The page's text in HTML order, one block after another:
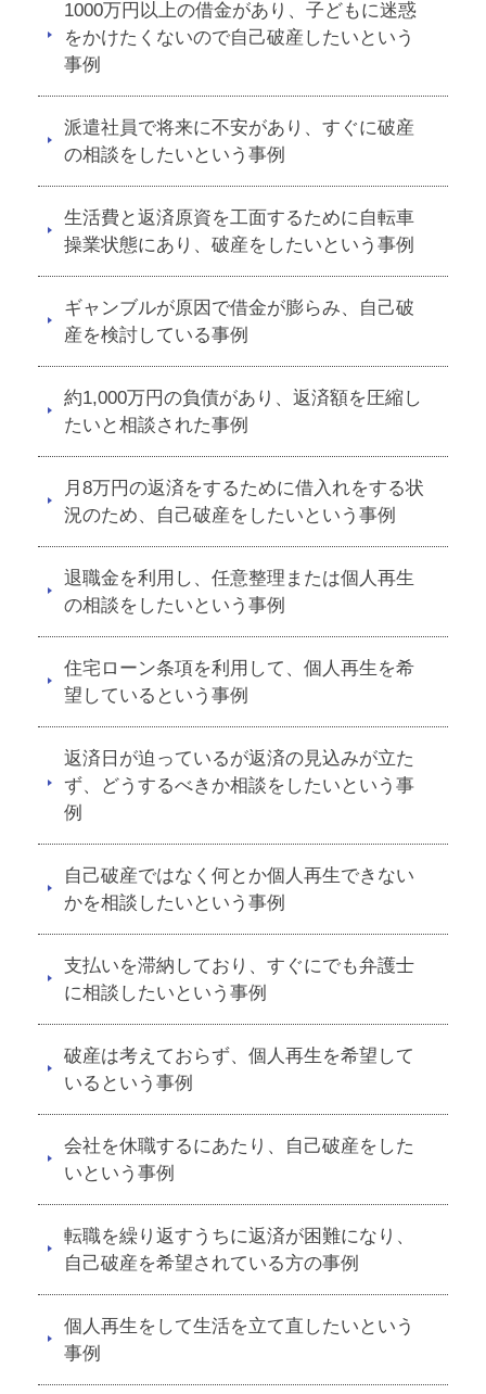
1000万円以上の借金があり、子どもに迷惑
をかけたくないので自己破産したいという
事例
派遣社員で将来に不安があり、すぐに破産
の相談をしたいという事例
生活費と返済原資を工面するために自転車
操業状態にあり、破産をしたいという事例
ギャンブルが原因で借金が膨らみ、自己破
産を検討している事例
約1,000万円の負債があり、返済額を圧縮し
たいと相談された事例
月8万円の返済をするために借入れをする状
況のため、自己破産をしたいという事例
退職金を利用し、任意整理または個人再生
の相談をしたいという事例
住宅ローン条項を利用して、個人再生を希
望しているという事例
返済日が迫っているが返済の見込みが立た
ず、どうするべきか相談をしたいという事
例
自己破産ではなく何とか個人再生できない
かを相談したいという事例
支払いを滞納しており、すぐにでも弁護士
に相談したいという事例
破産は考えておらず、個人再生を希望して
いるという事例
会社を休職するにあたり、自己破産をした
いという事例
転職を繰り返すうちに返済が困難になり、
自己破産を希望されている方の事例
個人再生をして生活を立て直したいという
事例